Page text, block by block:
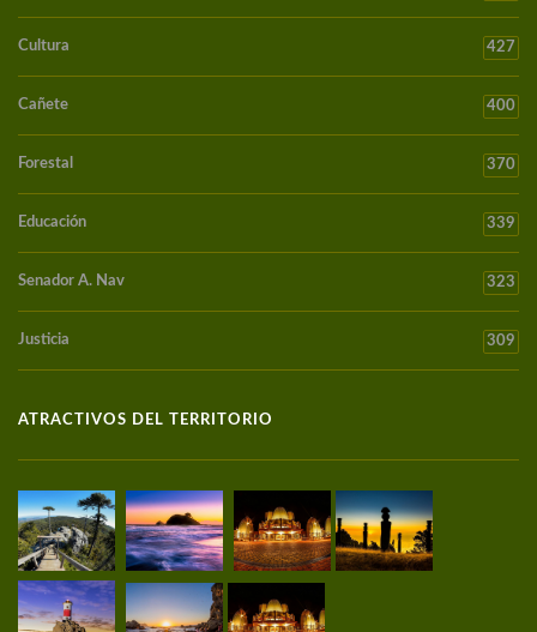
Cultura 427
Cañete 400
Forestal 370
Educación 339
Senador A. Nav 323
Justicia 309
ATRACTIVOS DEL TERRITORIO